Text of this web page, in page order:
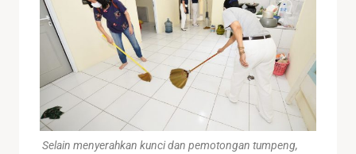
Selain menyerahkan kunci dan pemotongan tumpeng,